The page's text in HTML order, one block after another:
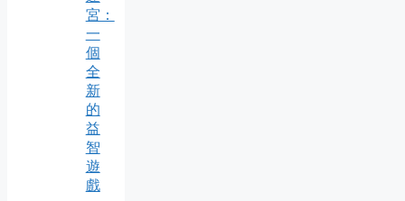
宮：
一
個
全
新
的
益
智
遊
戲